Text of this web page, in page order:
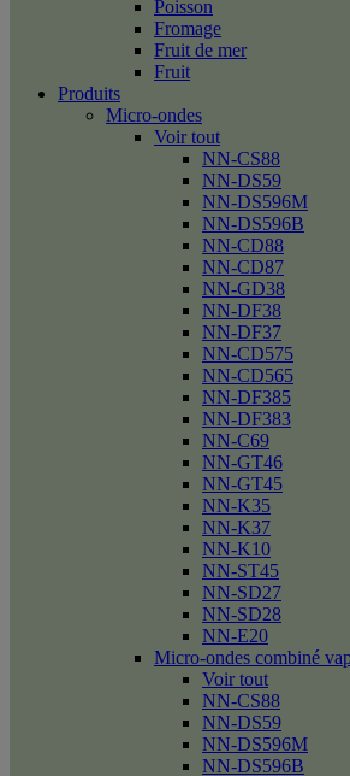
Poisson
Fromage
Fruit de mer
Fruit
Produits
Micro-ondes
Voir tout
NN-CS88
NN-DS59
NN-DS596M
NN-DS596B
NN-CD88
NN-CD87
NN-GD38
NN-DF38
NN-DF37
NN-CD575
NN-CD565
NN-DF385
NN-DF383
NN-C69
NN-GT46
NN-GT45
NN-K35
NN-K37
NN-K10
NN-ST45
NN-SD27
NN-SD28
NN-E20
Micro-ondes combiné
Voir tout
NN-CS88
NN-DS59
NN-DS596M
NN-DS596B